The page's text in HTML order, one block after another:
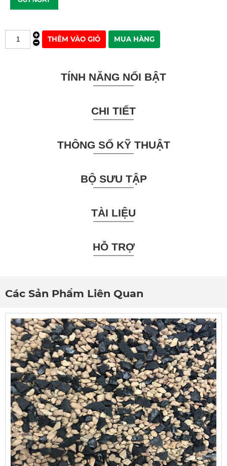
TÍNH NĂNG NỔI BẬT
CHI TIẾT
THÔNG SỐ KỸ THUẬT
BỘ SƯU TẬP
TÀI LIỆU
HỖ TRỢ
Các Sản Phẩm Liên Quan